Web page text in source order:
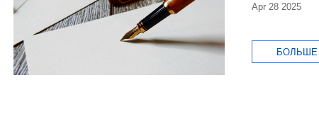
Apr 28 2025
БОЛЬШЕ